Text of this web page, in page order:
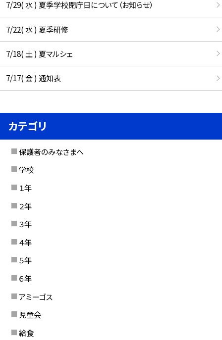
7/29( 水 ) 夏季学校閉庁日について（お知らせ）
7/22( 水 ) 夏季研修
7/18( 土 ) 夏マルシェ
7/17( 金 ) 通知表
カテゴリ
保護者のみなさまへ
学校
１年
２年
３年
４年
５年
６年
アミーゴス
児童会
給食